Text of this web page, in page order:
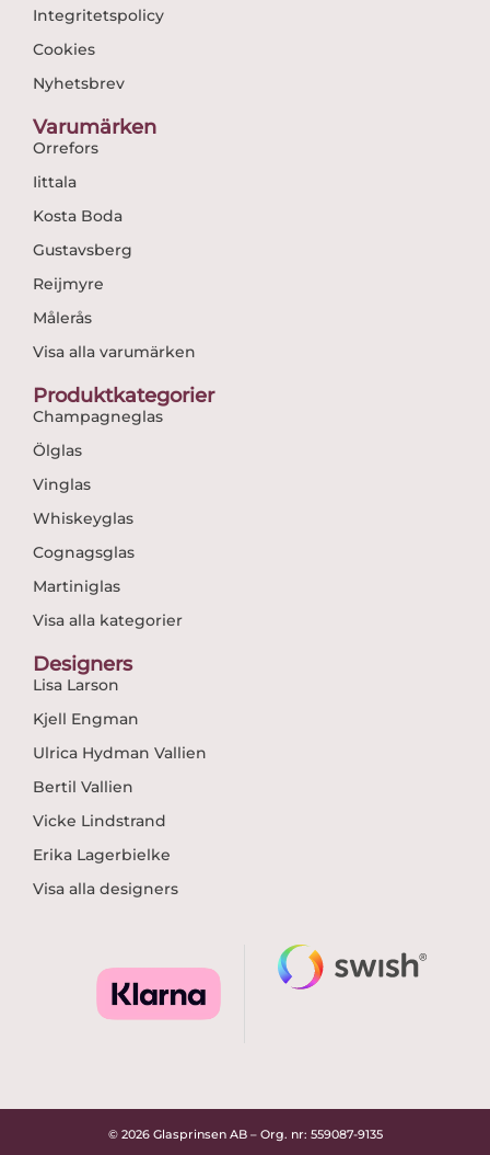
Integritetspolicy
Cookies
Nyhetsbrev
Varumärken
Orrefors
Iittala
Kosta Boda
Gustavsberg
Reijmyre
Målerås
Visa alla varumärken
Produktkategorier
Champagneglas
Ölglas
Vinglas
Whiskeyglas
Cognagsglas
Martiniglas
Visa alla kategorier
Designers
Lisa Larson
Kjell Engman
Ulrica Hydman Vallien
Bertil Vallien
Vicke Lindstrand
Erika Lagerbielke
Visa alla designers
© 2026 Glasprinsen AB – Org. nr: 559087-9135